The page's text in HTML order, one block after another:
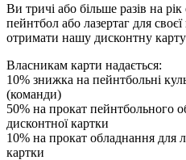
Ви тричі або більше разів на рік
пейнтбол або лазертаг для
отримати нашу дисконтну
Власникам карти надається:
10% знижка на пейнтбольні
(команди)
50% на прокат пейнтбольного
дисконтної картки
10% на прокат обладнання для
картки